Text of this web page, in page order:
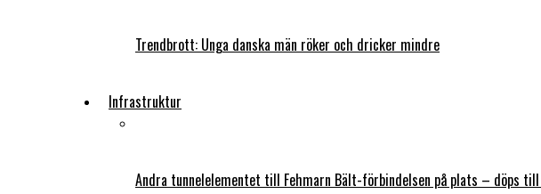
Trendbrott: Unga danska män röker och dricker mindre
Infrastruktur
Andra tunnelelementet till Fehmarn Bält-förbindelsen på plats – döps till